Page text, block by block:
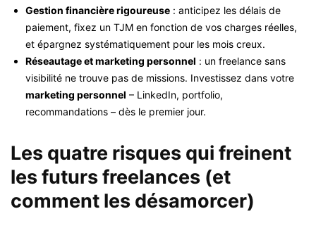
Gestion financière rigoureuse : anticipez les délais de
paiement, fixez un TJM en fonction de vos charges réelles,
et épargnez systématiquement pour les mois creux.
Réseautage et marketing personnel : un freelance sans
visibilité ne trouve pas de missions. Investissez dans votre
marketing personnel – LinkedIn, portfolio,
recommandations – dès le premier jour.
Les quatre risques qui freinent
les futurs freelances (et
comment les désamorcer)